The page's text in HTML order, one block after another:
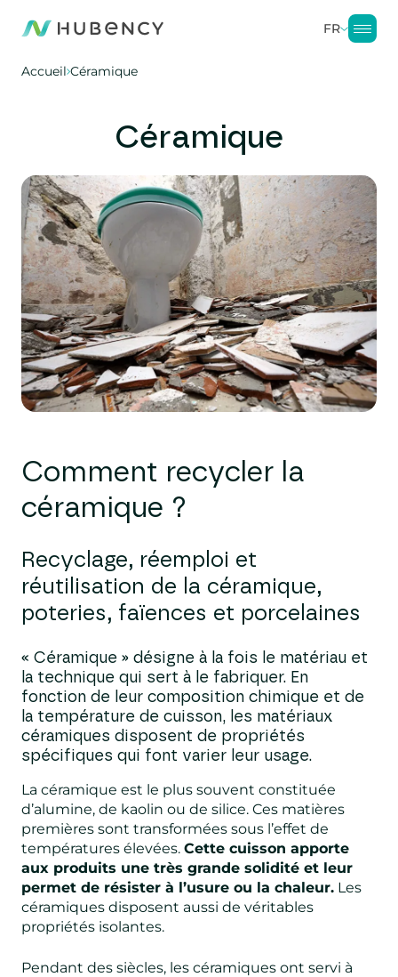
FR
Accueil Céramique
Céramique
Comment recycler la
céramique ?
Recyclage, réemploi et
réutilisation de la céramique,
poteries, faïences et porcelaines
« Céramique » désigne à la fois le matériau et
la technique qui sert à le fabriquer. En
fonction de leur composition chimique et de
la température de cuisson, les matériaux
céramiques disposent de propriétés
spécifiques qui font varier leur usage.
La céramique est le plus souvent constituée
d’alumine, de kaolin ou de silice. Ces matières
premières sont transformées sous l’effet de
températures élevées. Cette cuisson apporte
aux produits une très grande solidité et leur
permet de résister à l’usure ou la chaleur. Les
céramiques disposent aussi de véritables
propriétés isolantes.
Pendant des siècles, les céramiques ont servi à